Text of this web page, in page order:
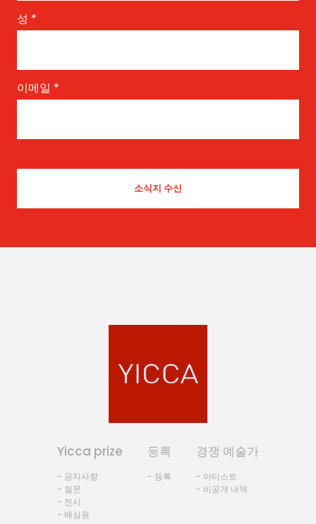
성 *
이메일 *
Yicca prize
- 공지사항
- 질문
- 전시
- 배심원
등록
- 등록
경쟁 예술가
- 아티스트
- 비공개 내역